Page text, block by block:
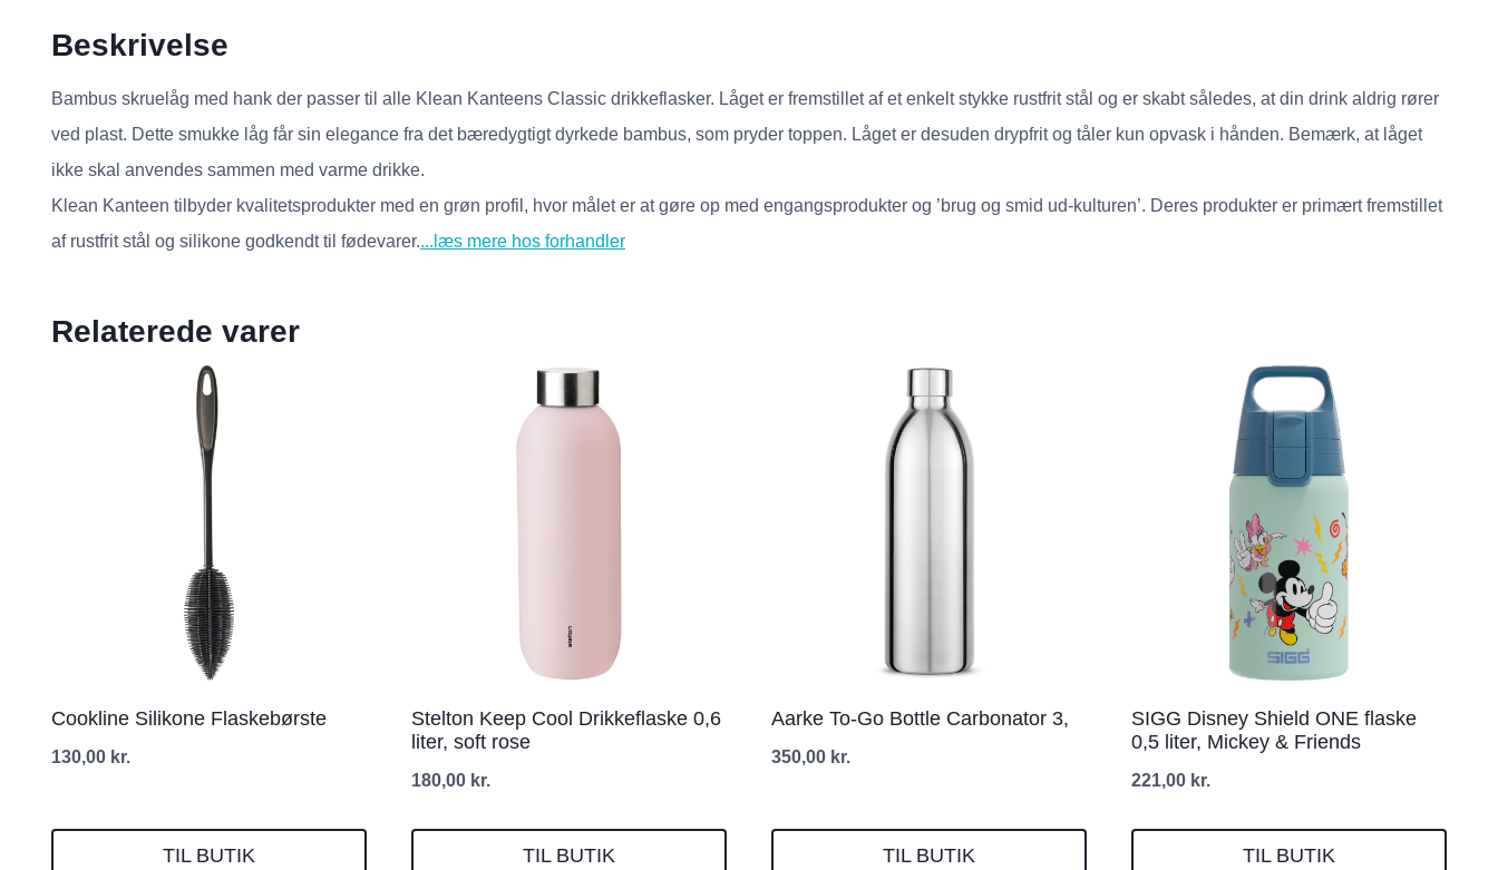
Beskrivelse
Bambus skruelåg med hank der passer til alle Klean Kanteens Classic drikkeflasker. Låget er fremstillet af et enkelt stykke rustfrit stål og er skabt således, at din drink aldrig rører
ved plast. Dette smukke låg får sin elegance fra det bæredygtigt dyrkede bambus, som pryder toppen. Låget er desuden drypfrit og tåler kun opvask i hånden. Bemærk, at låget
ikke skal anvendes sammen med varme drikke.
Klean Kanteen tilbyder kvalitetsprodukter med en grøn profil, hvor målet er at gøre op med engangsprodukter og ’brug og smid ud-kulturen’. Deres produkter er primært fremstillet
af rustfrit stål og silikone godkendt til fødevarer....læs mere hos forhandler
Relaterede varer
Cookline Silikone Flaskebørste
130,00 kr.
TIL BUTIK
Stelton Keep Cool Drikkeflaske 0,6
liter, soft rose
180,00 kr.
TIL BUTIK
Aarke To-Go Bottle Carbonator 3,
350,00 kr.
TIL BUTIK
SIGG Disney Shield ONE flaske
0,5 liter, Mickey & Friends
221,00 kr.
TIL BUTIK